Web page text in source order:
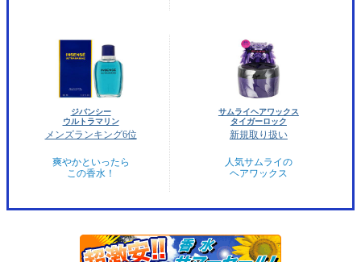
ジバンシー
ウルトラマリン
メンズランキング6位
爽やかといったら
この香水！
サムライヘアワックス
タイガーロック
新規取り扱い
人気サムライの
ヘアワックス